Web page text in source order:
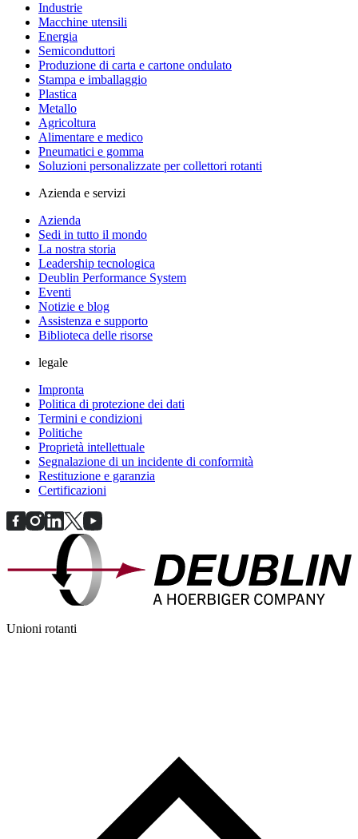
Industrie
Macchine utensili
Energia
Semiconduttori
Produzione di carta e cartone ondulato
Stampa e imballaggio
Plastica
Metallo
Agricoltura
Alimentare e medico
Pneumatici e gomma
Soluzioni personalizzate per collettori rotanti
Azienda e servizi
Azienda
Sedi in tutto il mondo
La nostra storia
Leadership tecnologica
Deublin Performance System
Eventi
Notizie e blog
Assistenza e supporto
Biblioteca delle risorse
legale
Impronta
Politica di protezione dei dati
Termini e condizioni
Politiche
Proprietà intellettuale
Segnalazione di un incidente di conformità
Restituzione e garanzia
Certificazioni
Unioni rotanti